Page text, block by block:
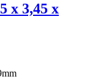
x 3,45 x